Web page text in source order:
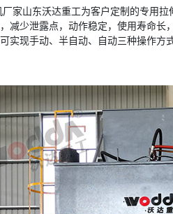
厂家山东沃达重工为客户定制的专用
减少泄露点，动作稳定，使用寿命
实现手动、半自动、自动三种操作方